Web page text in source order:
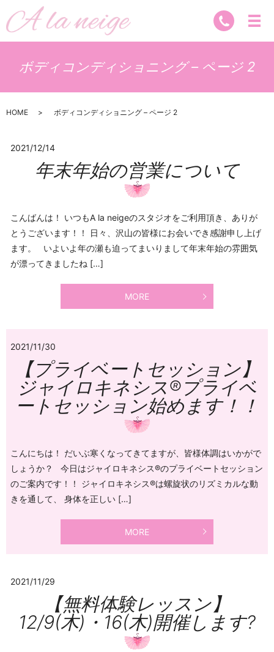
ボディコンディショニング – ページ 2
HOME ボディコンディショニング – ページ 2
2021/12/14
年末年始の営業について
こんばんは！ いつもA la neigeのスタジオをご利用頂き、ありが
とうございます！！ 日々、沢山の皆様にお会いでき感謝申し上げ
ます。 いよいよ年の瀬も迫ってまいりまして年末年始の雰囲気
が漂ってきましたね […]
MORE
2021/11/30
【プライベートセッション】
ジャイロキネシス®プライベ
ートセッション始めます！！
こんにちは！ だいぶ寒くなってきてますが、皆様体調はいかがで
しょうか？ 今日はジャイロキネシス®のプライベートセッション
のご案内です！！ ジャイロキネシス®は螺旋状のリズミカルな動
きを通して、 身体を正しい […]
MORE
2021/11/29
【無料体験レッスン】
12/9(木)・16(木)開催します?